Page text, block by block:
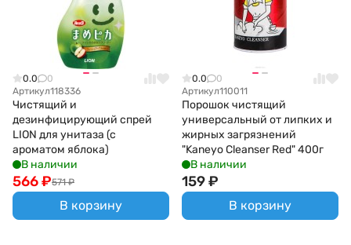
0.0
0
Артикул118336
Чистящий и
дезинфицирующий спрей
LION для унитаза (с
ароматом яблока)
В наличии
571 ₽
566₽
В корзину
0.0
0
Артикул110011
Порошок чистящий
универсальный от липких и
жирных загрязнений
"Kaneyo Cleanser Red" 400г
В наличии
159₽
В корзину